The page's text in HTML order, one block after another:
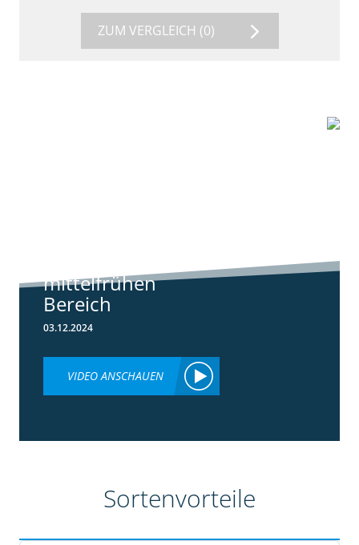
ZUM VERGLEICH (0)
mittelfrühen
Bereich
03.12.2024
VIDEO ANSCHAUEN
Sortenvorteile